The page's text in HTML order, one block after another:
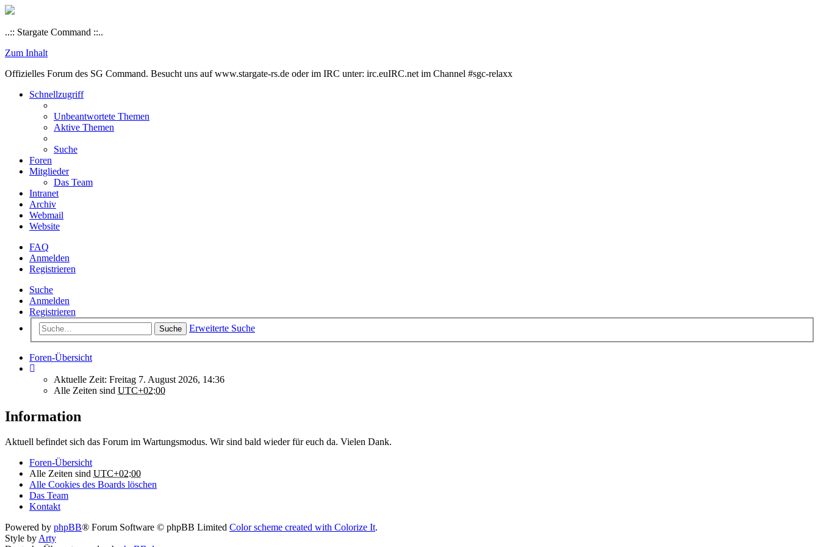
..:: Stargate Command ::..
Zum Inhalt
Offizielles Forum des SG Command. Besucht uns auf www.stargate-rs.de oder im IRC unter: irc.euIRC.net im Channel #sgc-relaxx
Schnellzugriff
Unbeantwortete Themen
Aktive Themen
Suche
Foren
Mitglieder
Das Team
Intranet
Archiv
Webmail
Website
FAQ
Anmelden
Registrieren
Suche
Anmelden
Registrieren
Suche Erweiterte Suche
Foren-Übersicht
Aktuelle Zeit: Freitag 7. August 2026, 14:36
Alle Zeiten sind UTC+02:00
Information
Aktuell befindet sich das Forum im Wartungsmodus. Wir sind bald wieder für euch da. Vielen Dank.
Foren-Übersicht
Alle Zeiten sind UTC+02:00
Alle Cookies des Boards löschen
Das Team
Kontakt
Powered by phpBB® Forum Software © phpBB Limited Color scheme created with Colorize It.
Style byArty